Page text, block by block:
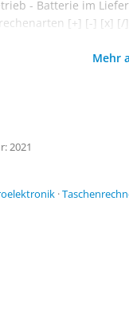
- Batterie im
[+] [-] [x]
Mehr
2021
·